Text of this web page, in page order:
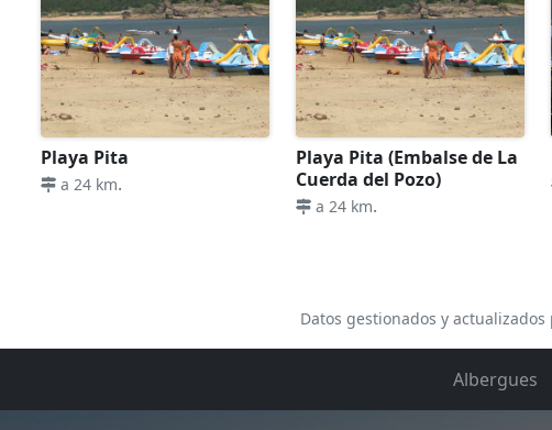
Playa Pita
a 24 km.
Playa Pita (Embalse de La
Cuerda del Pozo)
a 24 km.
Datos gestionados y
Albergues